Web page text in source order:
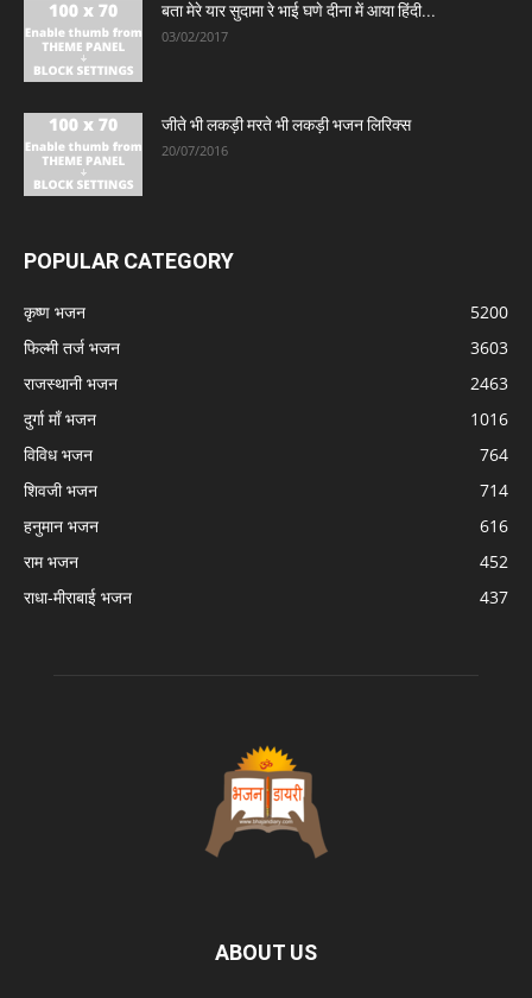
बता मेरे यार सुदामा रे भाई घणे दीना में आया हिंदी...
03/02/2017
जीते भी लकड़ी मरते भी लकड़ी भजन लिरिक्स
20/07/2016
POPULAR CATEGORY
कृष्ण भजन
5200
फिल्मी तर्ज भजन
3603
राजस्थानी भजन
2463
दुर्गा माँ भजन
1016
विविध भजन
764
शिवजी भजन
714
हनुमान भजन
616
राम भजन
452
राधा-मीराबाई भजन
437
ABOUT US